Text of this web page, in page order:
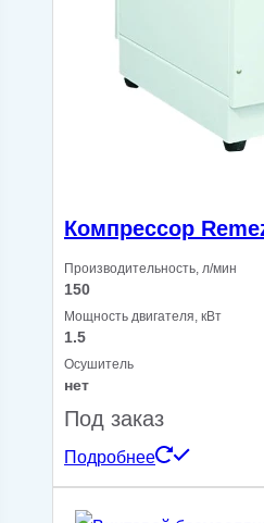
Компрессор
Производительность, л/мин
150
Мощность двигателя, кВт
1.5
Осушитель
нет
Под заказ
Подробнее